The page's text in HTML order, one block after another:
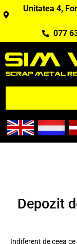
Unitatea 4,
077
Depozit
Indiferent de ceea